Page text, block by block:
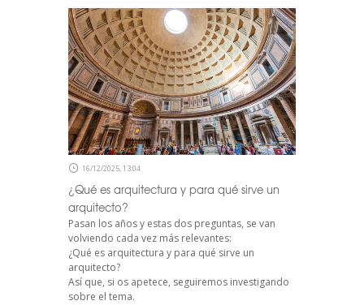
16/12/2025, 13:04
¿Qué es arquitectura y para qué sirve un
arquitecto?
Pasan los años y estas dos preguntas, se van
volviendo cada vez más relevantes:
¿Qué es arquitectura y para qué sirve un
arquitecto?
Así que, si os apetece, seguiremos investigando
sobre el tema.